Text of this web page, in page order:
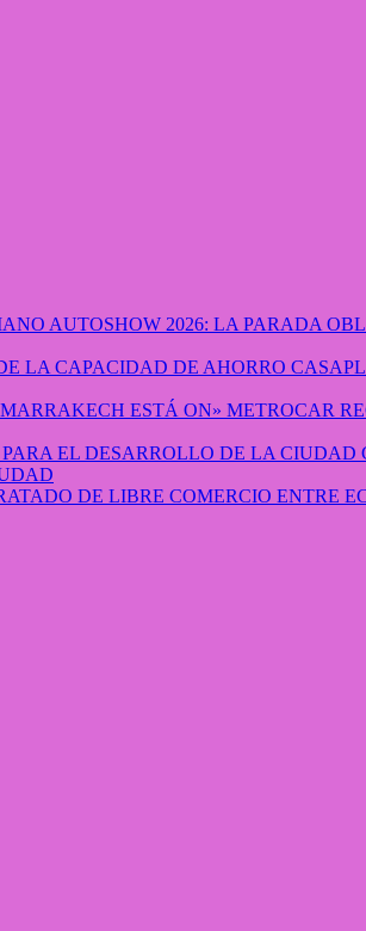
AUTOSHOW 2026: LA PARADA
METROCAR
DE LIBRE COMERCIO ENTRE